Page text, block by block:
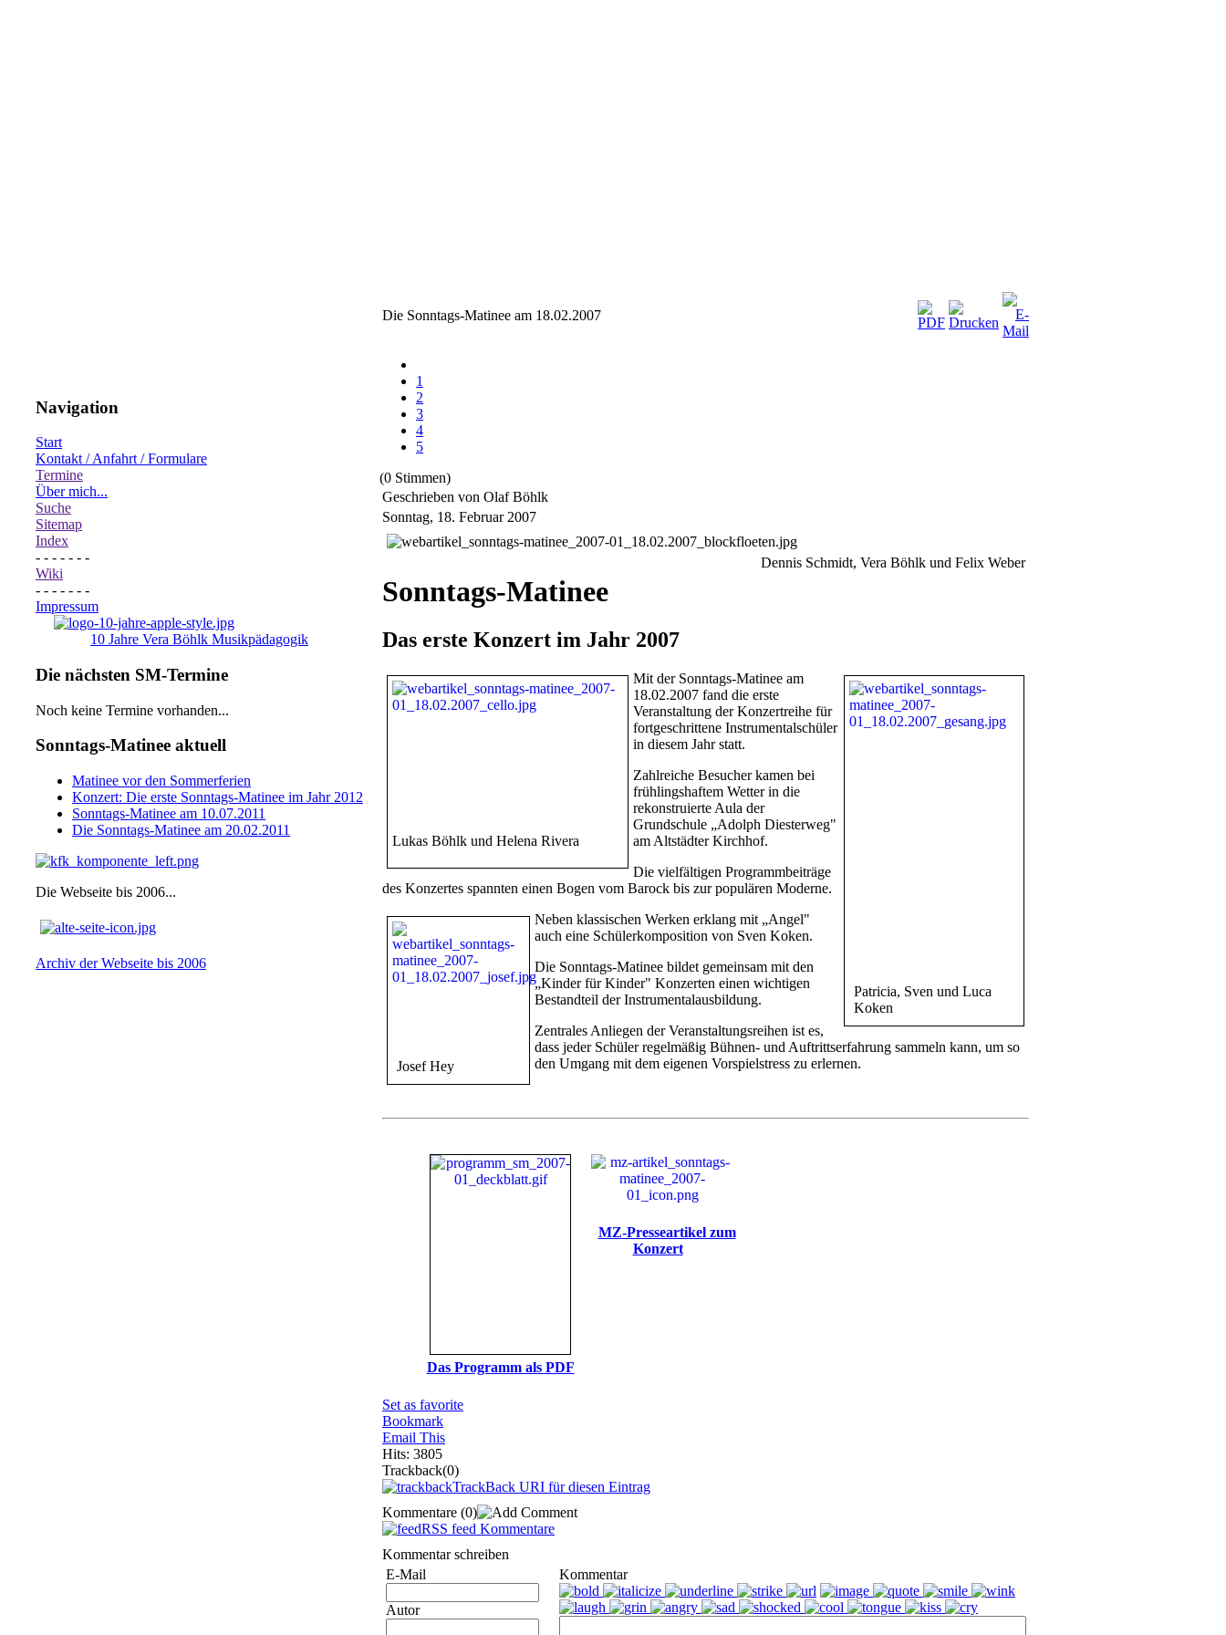
Navigation
Start
Kontakt / Anfahrt / Formulare
Termine
Über mich...
Suche
Sitemap
Index
- - - - - - -
Wiki
- - - - - - -
Impressum
10 Jahre Vera Böhlk Musikpädagogik
Die nächsten SM-Termine
Noch keine Termine vorhanden...
Sonntags-Matinee aktuell
Matinee vor den Sommerferien
Konzert: Die erste Sonntags-Matinee im Jahr 2012
Sonntags-Matinee am 10.07.2011
Die Sonntags-Matinee am 20.02.2011
Die Webseite bis 2006...
Archiv der Webseite bis 2006
Die Sonntags-Matinee am 18.02.2007
1
2
3
4
5
(0 Stimmen)
Geschrieben von Olaf Böhlk
Sonntag, 18. Februar 2007
Dennis Schmidt, Vera Böhlk und Felix Weber
Sonntags-Matinee
Das erste Konzert im Jahr 2007
Lukas Böhlk und Helena Rivera
Patricia, Sven und Luca
Koken
Mit der Sonntags-Matinee am
18.02.2007 fand die erste
Veranstaltung der Konzertreihe für
fortgeschrittene Instrumentalschüler
in diesem Jahr statt.
Zahlreiche Besucher kamen bei
frühlingshaftem Wetter in die
rekonstruierte Aula der
Grundschule „Adolph Diesterweg"
am Altstädter Kirchhof.
Die vielfältigen Programmbeiträge
des Konzertes spannten einen Bogen vom Barock bis zur populären Moderne.
Josef Hey
Neben klassischen Werken erklang mit „Angel"
auch eine Schülerkomposition von Sven Koken.
Die Sonntags-Matinee bildet gemeinsam mit den
„Kinder für Kinder" Konzerten einen wichtigen
Bestandteil der Instrumentalausbildung.
Zentrales Anliegen der Veranstaltungsreihen ist es,
dass jeder Schüler regelmäßig Bühnen- und Auftrittserfahrung sammeln kann, um so
den Umgang mit dem eigenen Vorspielstress zu erlernen.
Das Programm als PDF
MZ-Presseartikel zum
Konzert
Set as favorite
Bookmark
Email This
Hits: 3805
Trackback(0)
TrackBack URI für diesen Eintrag
Kommentare (0)
RSS feed Kommentare
Kommentar schreiben
E-Mail
Autor
Kommentar